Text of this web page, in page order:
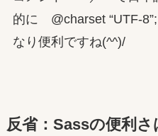
的に @charset “UTF-
なり便利ですね(^^)/
反省：Sassの便利